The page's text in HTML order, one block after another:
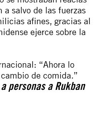
salvo de las fuerzas
afines, gracias al
ejerce sobre la
“Ahora lo
de comida.”
personas a Rukban